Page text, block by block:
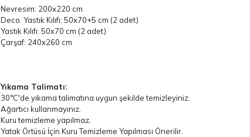
Nevresim: 200x220 cm
Deco. Yastık Kılıfı: 50x70+5 cm (2 adet)
Yastık Kılıfı: 50x70 cm (2 adet)
Çarşaf: 240x260 cm
Yıkama Talimatı:
30°C'de yıkama talimatına uygun şekilde temizleyiniz.
Ağartıcı kullanmayınız.
Kuru temizleme yapılmaz.
Yatak Örtüsü İçin Kuru Temizleme Yapılması Önerilir.